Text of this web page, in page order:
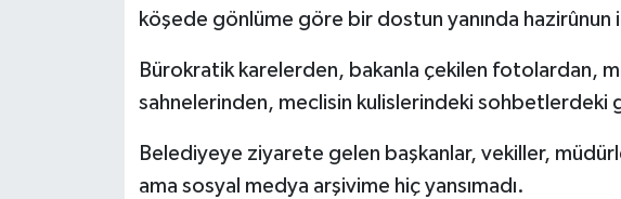
köşede gönlüme göre bir dostun yanında hazirûnun
Bürokratik karelerden, bakanla çekilen fotolardan,
sahnelerinden, meclisin kulislerindeki sohbetlerdeki
Belediyeye ziyarete gelen başkanlar, vekiller,
ama sosyal medya arşivime hiç yansımadı.